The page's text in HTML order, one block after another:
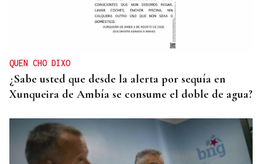
QUEN CHO DIXO
¿Sabe usted que desde la alerta por sequía en
Xunqueira de Ambía se consume el doble de agua?